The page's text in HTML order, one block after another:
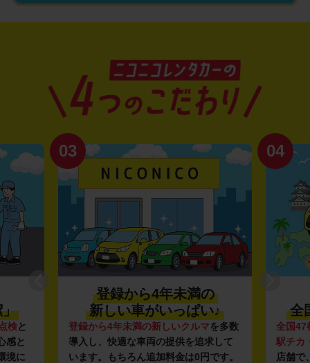
」
検と
感と
境に
03
登録から4年未満の
新しい車がいっぱい♪
登録から4年未満の新しいクルマを多数
導入し、快適な車両の提供を追求して
います。もちろん追加料金は0円です。
04
全
全国47
駅チカ
店舗で